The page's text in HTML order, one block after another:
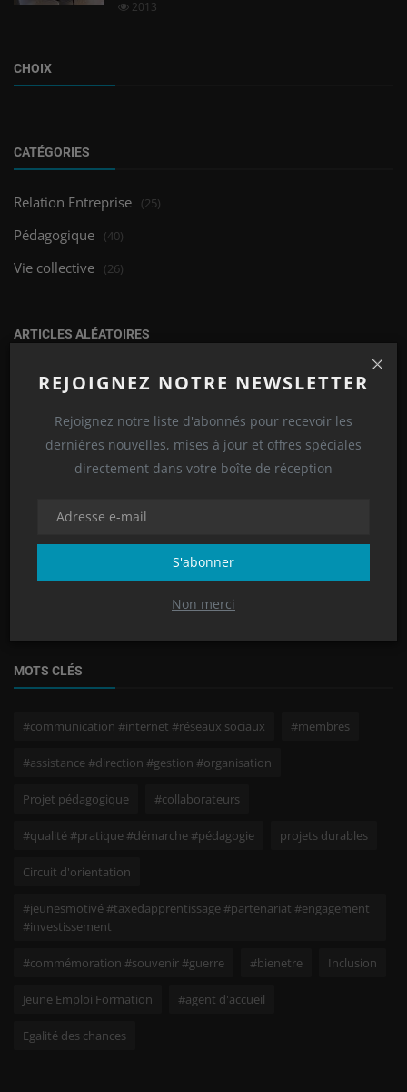
REJOIGNEZ NOTRE NEWSLETTER
Rejoignez notre liste d'abonnés pour recevoir les
dernières nouvelles, mises à jour et offres spéciales
directement dans votre boîte de réception
S'abonner
Non merci
2013
CHOIX
CATÉGORIES
Relation Entreprise (25)
Pédagogique (40)
Vie collective (26)
ARTICLES ALÉATOIRES
la Toile des Palmistes...
MOTS CLÉS
#communication #internet #réseaux sociaux #membres
#assistance #direction #gestion #organisation
Projet pédagogique #collaborateurs
#qualité #pratique #démarche #pédagogie projets durables
Circuit d'orientation
#jeunesmotivé #taxedapprentissage #partenariat #engagement
#investissement
#commémoration #souvenir #guerre #bienetre Inclusion
Jeune Emploi Formation #agent d'accueil
Egalité des chances